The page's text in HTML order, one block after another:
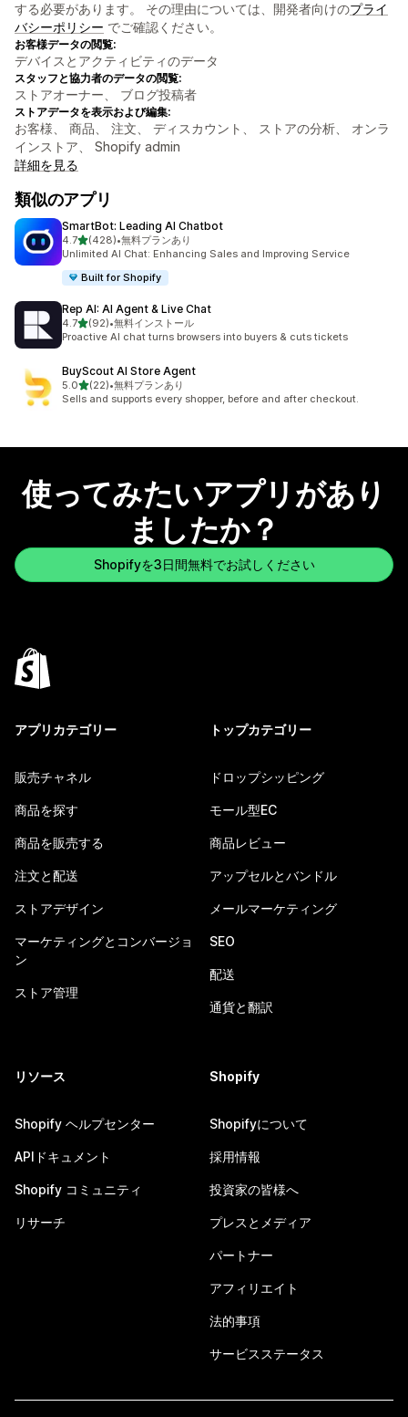
する必要があります。 その理由については、開発者向けのプライ
バシーポリシー でご確認ください。
お客様データの閲覧:
デバイスとアクティビティのデータ
スタッフと協力者のデータの閲覧:
ストアオーナー、 ブログ投稿者
ストアデータを表示および編集:
お客様、 商品、 注文、 ディスカウント、 ストアの分析、 オンラ
インストア、 Shopify admin
詳細を見る
類似のアプリ
SmartBot: Leading AI Chatbot
4.75つ星中
(428)
合計レビュー数：428件
•無料プランあり
Unlimited AI Chat: Enhancing Sales and Improving Service
Built for Shopify
Rep AI: AI Agent & Live Chat
4.75つ星中
(92)
合計レビュー数：92件
•無料インストール
Proactive AI chat turns browsers into buyers & cuts tickets
BuyScout AI Store Agent
5.05つ星中
(22)
合計レビュー数：22件
•無料プランあり
Sells and supports every shopper, before and after checkout.
使ってみたいアプリがあり
ましたか？
Shopifyを3日間無料でお試しください
アプリカテゴリー
販売チャネル
商品を探す
商品を販売する
注文と配送
ストアデザイン
マーケティングとコンバージョ
ン
ストア管理
トップカテゴリー
ドロップシッピング
モール型EC
商品レビュー
アップセルとバンドル
メールマーケティング
SEO
配送
通貨と翻訳
リソース
Shopify ヘルプセンター
APIドキュメント
Shopify コミュニティ
リサーチ
Shopify
Shopifyについて
採用情報
投資家の皆様へ
プレスとメディア
パートナー
アフィリエイト
法的事項
サービスステータス